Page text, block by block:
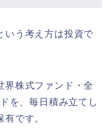
いう考え方は投資で
界株式ファンド・全
を、毎日積み立てし
です。